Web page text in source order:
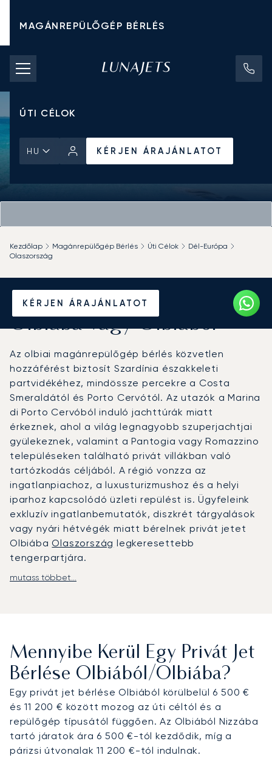
MAGÁNREPÜLŐGÉP BÉRLÉS
CHARTER ÁRAK
MAGÁNREPÜLŐGÉPEK
ÚTI CÉLOK
HU KÉRJEN ÁRAJÁNLATOT
KÉRJEN ÁRAJÁNLATOT
Kezdőlap Magánrepülőgép Bérlés Úti Célok
Dél-Európa
Olaszország
Béreljen magánrepülőt
Olbiába vagy Olbiából
Az olbiai magánrepülőgép bérlés közvetlen
hozzáférést biztosít Szardínia északkeleti
partvidékéhez, mindössze percekre a Costa
Smeraldától és Porto Cervótól. Az utazók a Marina
di Porto Cervóból induló jachttúrák miatt
érkeznek, ahol a világ legnagyobb szuperjachtjai
gyülekeznek, valamint a Pantogia vagy Romazzino
településeken található privát villákban való
tartózkodás céljából. A régió vonzza az
ingatlanpiachoz, a luxusturizmushoz és a helyi
iparhoz kapcsolódó üzleti repülést is. Ügyfeleink
exkluzív ingatlanbemutatók, diszkrét tárgyalások
vagy nyári hétvégék miatt bérelnek privát jetet
OlbiábaOlaszország legkeresettebb
tengerpartjára.
A LunaJets privát repülőutakat szervez az Olbia
le a Porto Cervóba vezető utat, és közvetlenül
leszállhatnak bizonyos üdülőhelyeken és
birtokokon, beleértve Cala di Volpét és a Gallura-
dombságon található ingatlanokat is.
Két évtizedes tapasztalattal a LunaJets volt az
első európai bróker, amely elnyerte az Argus®
minősítést – ez bizonyítja elkötelezettségünket a
mutass többet...
Mennyibe Kerül Egy Privát Jet
Bérlése Olbiából/Olbiába?
Egy privát jet bérlése Olbiából körülbelül 6 500 €
és 11 200 € között mozog az úti céltól és a
repülőgép típusától függően. Az Olbiából Nizzába
tartó járatok ára 6 500 €-tól kezdődik, míg a
párizsi útvonalak 11 200 €-tól indulnak.